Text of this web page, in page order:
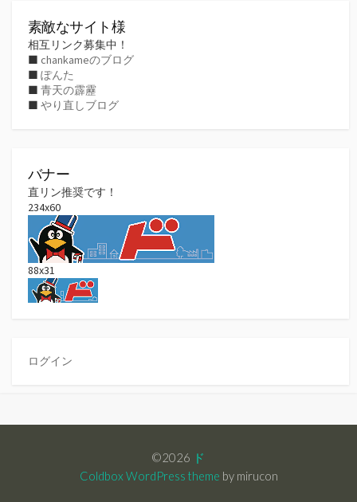
素敵なサイト様
相互リンク募集中！
■ chankameのブログ
■ ぽんた
■ 青天の霹靂
■ やり直しブログ
バナー
直リン推奨です！
234x60
88x31
ログイン
©2026 ド
Coldbox WordPress theme by mirucon